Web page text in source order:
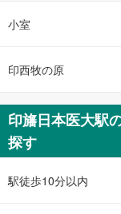
小室
印西牧の原
印旛日本医大駅
探す
駅徒歩10分以内